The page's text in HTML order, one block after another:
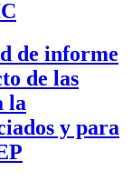
de informe
de las
la
y para